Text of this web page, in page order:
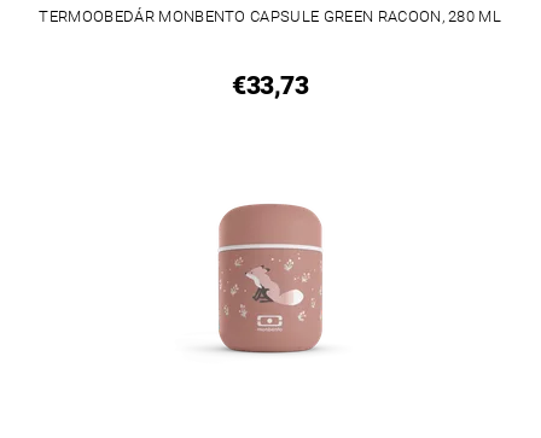
TERMOOBEDÁR MONBENTO CAPSULE GREEN RACOON, 280 ML
€33,73